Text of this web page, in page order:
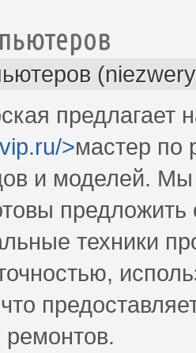
предлагает
>мастер по
и моделей. Мы
техники